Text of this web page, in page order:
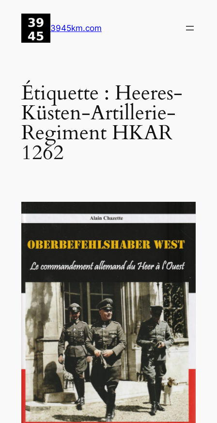
contenu
3945km.com
Étiquette : Heeres-
Küsten-Artillerie-
Regiment HKAR
1262